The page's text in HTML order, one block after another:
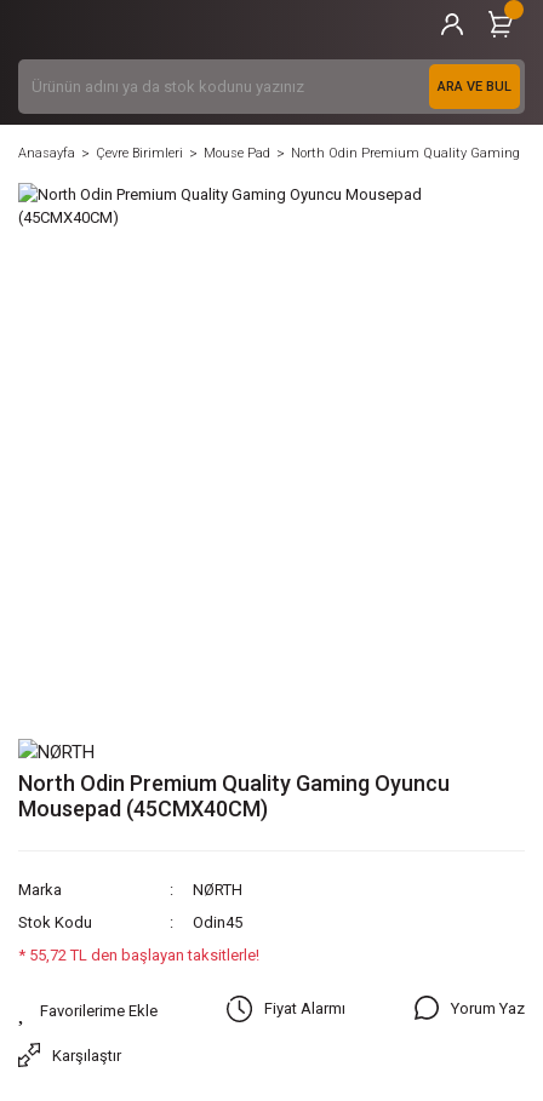
ARA VE BUL
Anasayfa Çevre Birimleri Mouse Pad North Odin Premium Quality Gaming
North Odin Premium Quality Gaming Oyuncu
Mousepad (45CMX40CM)
Marka
NØRTH
Stok Kodu
Odin45
* 55,72 TL den başlayan taksitlerle!
Fiyat Alarmı Yorum Yaz
Karşılaştır